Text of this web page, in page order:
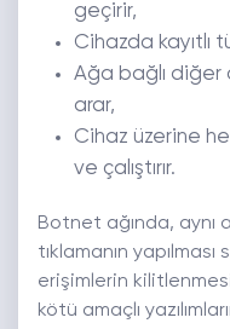
geçirir,
Cihazda kayıtlı
Ağa bağlı diğer
arar,
Cihaz üzerine
ve çalıştırır.
Botnet ağında, aynı
tıklamanın
erişimlerin
kötü amaçlı